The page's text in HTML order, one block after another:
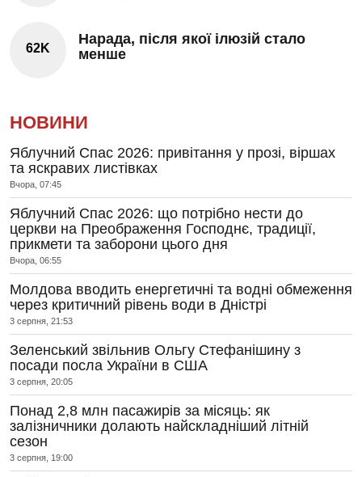
62K
Нарада, після якої ілюзій стало
менше
НОВИНИ
Яблучний Спас 2026: привітання у прозі, віршах
та яскравих листівках
Вчора, 07:45
Яблучний Спас 2026: що потрібно нести до
церкви на Преображення Господнє, традиції,
прикмети та заборони цього дня
Вчора, 06:55
Молдова вводить енергетичні та водні обмеження
через критичний рівень води в Дністрі
3 серпня, 21:53
Зеленський звільнив Ольгу Стефанішину з
посади посла України в США
3 серпня, 20:05
Понад 2,8 млн пасажирів за місяць: як
залізничники долають найскладніший літній
сезон
3 серпня, 19:00